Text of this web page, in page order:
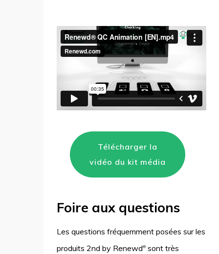
Télécharger la
vidéo du kit média
Foire aux questions
Les questions fréquemment posées sur les
produits 2nd by Renewd®sont très